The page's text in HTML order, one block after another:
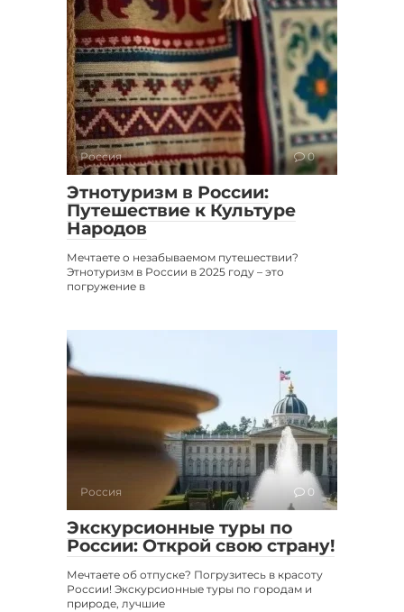
Россия 0
Этнотуризм в России:
Путешествие к Культуре
Народов
Мечтаете о незабываемом путешествии?
Этнотуризм в России в 2025 году – это
погружение в
Россия 0
Экскурсионные туры по
России: Открой свою страну!
Мечтаете об отпуске? Погрузитесь в красоту
России! Экскурсионные туры по городам и
природе, лучшие